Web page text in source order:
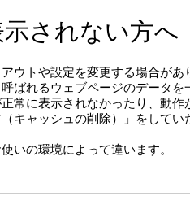
されない方へ
ウトや設定を変更する場合があ
ばれるウェブページのデータ
常に表示されなかったり、動作
キャッシュの削除）」をして
いの環境によって違います。